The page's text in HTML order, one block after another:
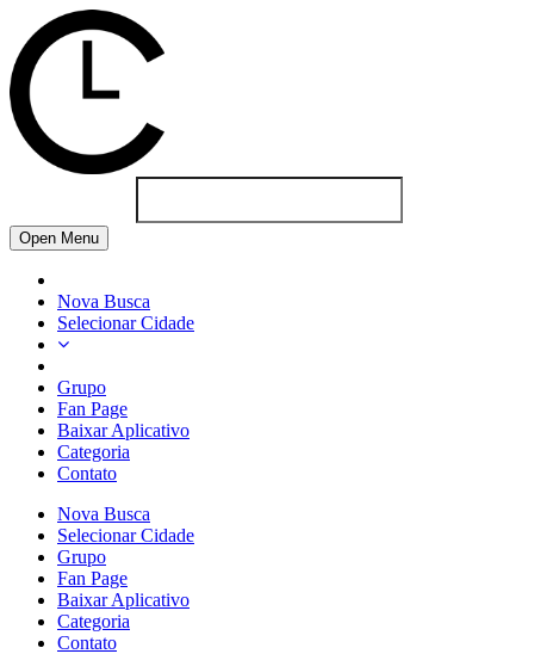
Open Menu
Nova Busca
Selecionar Cidade
Grupo
Fan Page
Baixar Aplicativo
Categoria
Contato
Nova Busca
Selecionar Cidade
Grupo
Fan Page
Baixar Aplicativo
Categoria
Contato